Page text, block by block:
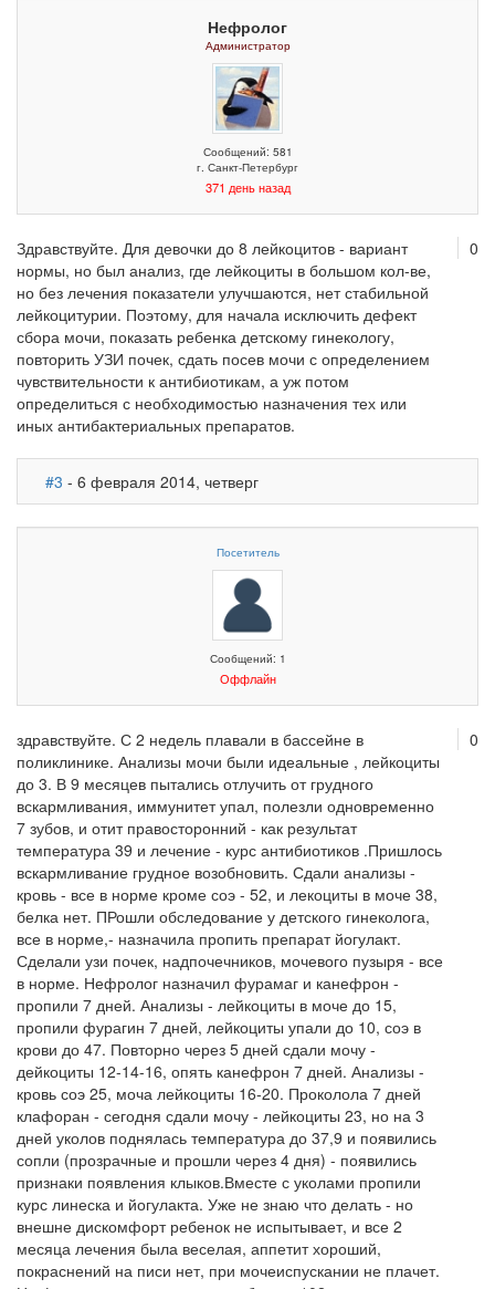
Нефролог
Администратор
Сообщений: 581
г. Санкт-Петербург
371 день назад
0
Здравствуйте. Для девочки до 8 лейкоцитов - вариант
нормы, но был анализ, где лейкоциты в большом кол-ве,
но без лечения показатели улучшаются, нет стабильной
лейкоцитурии. Поэтому, для начала исключить дефект
сбора мочи, показать ребенка детскому гинекологу,
повторить УЗИ почек, сдать посев мочи с определением
чувствительности к антибиотикам, а уж потом
определиться с необходимостью назначения тех или
иных антибактериальных препаратов.
#3 - 6 февраля 2014, четверг
Посетитель
Сообщений: 1
Оффлайн
0
здравствуйте. С 2 недель плавали в бассейне в
поликлинике. Анализы мочи были идеальные , лейкоциты
до 3. В 9 месяцев пытались отлучить от грудного
вскармливания, иммунитет упал, полезли одновременно
7 зубов, и отит правосторонний - как результат
температура 39 и лечение - курс антибиотиков .Пришлось
вскармливание грудное возобновить. Сдали анализы -
кровь - все в норме кроме соэ - 52, и лекоциты в моче 38,
белка нет. ПРошли обследование у детского гинеколога,
все в норме,- назначила пропить препарат йогулакт.
Сделали узи почек, надпочечников, мочевого пузыря - все
в норме. Нефролог назначил фурамаг и канефрон -
пропили 7 дней. Анализы - лейкоциты в моче до 15,
пропили фурагин 7 дней, лейкоциты упали до 10, соэ в
крови до 47. Повторно через 5 дней сдали мочу -
дейкоциты 12-14-16, опять канефрон 7 дней. Анализы -
кровь соэ 25, моча лейкоциты 16-20. Проколола 7 дней
клафоран - сегодня сдали мочу - лейкоциты 23, но на 3
дней уколов поднялась температура до 37,9 и появились
сопли (прозрачные и прошли через 4 дня) - появились
признаки появления клыков.Вместе с уколами пропили
курс линеска и йогулакта. Уже не знаю что делать - но
внешне дискомфорт ребенок не испытывает, и все 2
месяца лечения была веселая, аппетит хороший,
покраснений на писи нет, при мочеиспускании не плачет.